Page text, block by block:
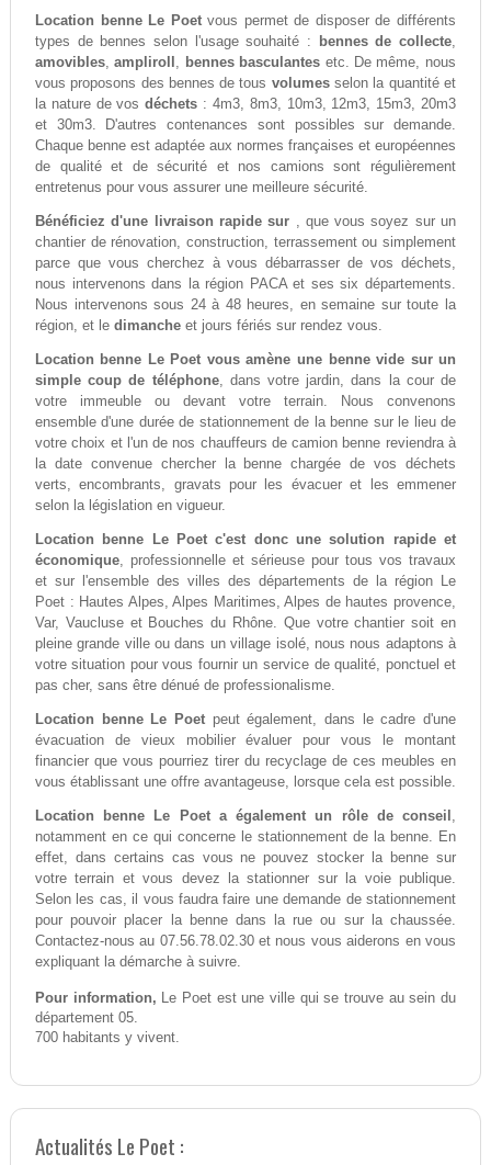
Location benne Le Poetvous permet de disposer de différents
types de bennes selon l'usage souhaité :
bennes de collecte,
amovibles,ampliroll , bennes basculantes etc. De même, nous
vous proposons des bennes de tous volumesselon la quantité et
la nature de vosdéchets : 4m3, 8m3, 10m3, 12m3, 15m3, 20m3
et 30m3. D'autres contenances sont possibles sur demande.
Chaque benne est adaptée aux normes françaises et européennes
de qualité et de sécurité et nos camions sont régulièrement
entretenus pour vous assurer une meilleure sécurité.
Bénéficiez d'une livraison rapide sur , que vous soyez sur un
chantier de rénovation, construction, terrassement ou simplement
parce que vous cherchez à vous débarrasser de vos déchets,
nous intervenons dans la région PACA et ses six départements.
Nous intervenons sous 24 à 48 heures, en semaine sur toute la
région, et le dimancheet jours fériés sur rendez vous.
Location benne Le Poet vous amène une benne vide sur un
simple coup de téléphone, dans votre jardin, dans la cour de
votre immeuble ou devant votre terrain. Nous convenons
ensemble d'une durée de stationnement de la benne sur le lieu de
votre choix et l'un de nos chauffeurs de camion benne reviendra à
la date convenue chercher la benne chargée de vos déchets
verts, encombrants, gravats pour les évacuer et les emmener
selon la législation en vigueur.
Location benne Le Poet c'est donc une solution rapide et
économique, professionnelle et sérieuse pour tous vos travaux
et sur l'ensemble des villes des départements de la région Le
Poet : Hautes Alpes, Alpes Maritimes, Alpes de hautes provence,
Var, Vaucluse et Bouches du Rhône. Que votre chantier soit en
pleine grande ville ou dans un village isolé, nous nous adaptons à
votre situation pour vous fournir un service de qualité, ponctuel et
pas cher, sans être dénué de professionalisme.
Location benne Le Poetpeut également, dans le cadre d'une
évacuation de vieux mobilier évaluer pour vous le montant
financier que vous pourriez tirer du recyclage de ces meubles en
vous établissant une offre avantageuse, lorsque cela est possible.
Location benne Le Poet a également un rôle de conseil ,
notamment en ce qui concerne le stationnement de la benne. En
effet, dans certains cas vous ne pouvez stocker la benne sur
votre terrain et vous devez la stationner sur la voie publique.
Selon les cas, il vous faudra faire une demande de stationnement
pour pouvoir placer la benne dans la rue ou sur la chaussée.
Contactez-nous au 07.56.78.02.30 et nous vous aiderons en vous
expliquant la démarche à suivre.
Pour information, Le Poet est une ville qui se trouve au sein du
département 05.
700 habitants y vivent.
Actualités Le Poet :